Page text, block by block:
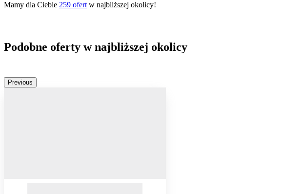
Mamy dla Ciebie 259 ofert w najbliższej okolicy!
Podobne oferty w najbliższej okolicy
Previous